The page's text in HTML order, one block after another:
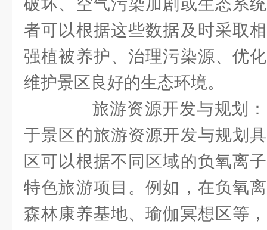
破坏、空气污染加剧或生态系
者可以根据这些数据及时采取
强植被养护、治理污染源、优
维护景区良好的生态环境。
旅游资源开发与规划：
于景区的旅游资源开发与规划
区可以根据不同区域的负氧离
特色旅游项目。例如，在负氧
森林康养基地、瑜伽冥想区等